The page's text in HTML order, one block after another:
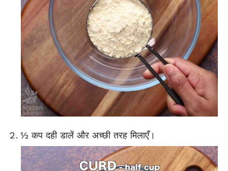
½ कप दही डालें और अच्छी तरह मिलाएँ।